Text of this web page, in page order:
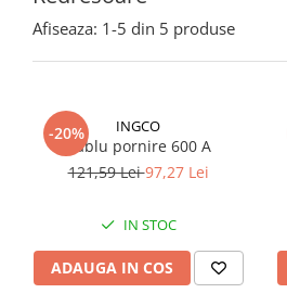
Afiseaza: 1-5 din 5 produse
-20% INGCO
Cablu pornire 600 A
121,59 Lei97,27 Lei
IN STOC
ADAUGA IN COS